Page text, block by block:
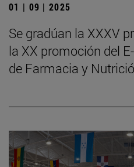
01 | 09 | 2025
Se gradúan la XXXV
la XX promoción del
de Farmacia y